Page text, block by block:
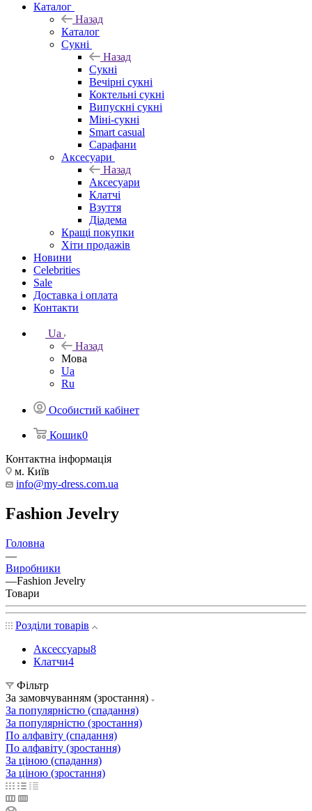
Каталог
Назад
Каталог
Сукні
Назад
Сукні
Вечірні сукні
Коктельні сукні
Випускні сукні
Міні-сукні
Smart casual
Сарафани
Аксесуари
Назад
Аксесуари
Клатчі
Взуття
Діадема
Кращі покупки
Хіти продажів
Новини
Celebrities
Sale
Доставка і оплата
Контакти
Ua
Назад
Мова
Ua
Ru
Особистий кабінет
Кошик0
Контактна інформація
м. Київ
info@my-dress.com.ua
Fashion Jevelry
Головна
—
Виробники
—Fashion Jevelry
Товари
Розділи товарів
Аксессуары8
Клатчи4
Фільтр
За замовчуванням (зростання)
За популярністю (спадання)
За популярністю (зростання)
По алфавіту (спадання)
По алфавіту (зростання)
За ціною (спадання)
За ціною (зростання)